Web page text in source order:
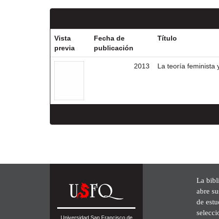
Vista
previa
Fecha de
publicación
Título
2013 La teoría feminista
Universidad San Francisco de
La
abre
de